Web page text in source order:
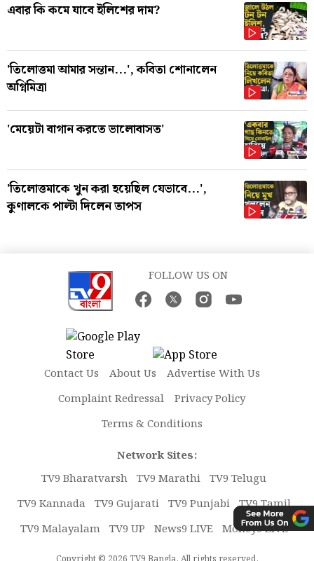
এবার কি কমে যাবে ইলিশের দাম?
'তিলোত্তমা আমার সন্তান...', কবিতা শোনালেন
অগ্নিমিত্রা
'মেয়েটা বাগান করতে ভালোবাসত'
'তিলোত্তমাকে খুন করা হয়েছিল যেভাবে...',
কুণালকে পাল্টা দিলেন তাপস
FOLLOW US ON
Contact Us About Us
Advertise With Us
Complaint Redressal
Privacy Policy
Terms & Conditions
Network Sites:
TV9 Bharatvarsh TV9 Marathi TV9 Telugu
TV9 Kannada TV9 Gujarati TV9 Punjabi TV9 Tamil
TV9 Malayalam TV9 UP News9 LIVE Money9 LIVE